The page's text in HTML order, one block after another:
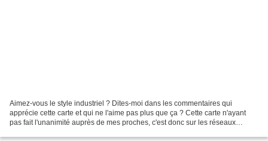
Aimez-vous le style industriel ? Dites-moi dans les commentaires qui
apprécie cette carte et qui ne l'aime pas plus que ça ? Cette carte n'ayant
pas fait l'unanimité auprès de mes proches, c'est donc sur les réseaux